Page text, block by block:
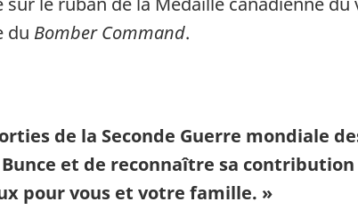
du Bomber Command.
de la Seconde Guerre mondiale
et de reconnaître sa
pour vous et votre famille. »